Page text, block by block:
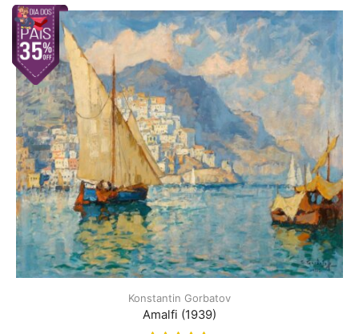
Konstantin Gorbatov
Amalfi (1939)